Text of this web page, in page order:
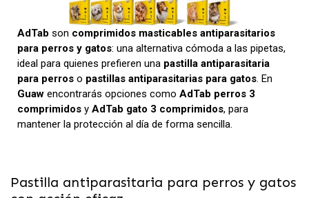
AdTab son comprimidos masticables antiparasitarios
para perros y gatos: una alternativa cómoda a las pipetas,
ideal para quienes prefieren una pastilla antiparasitaria
para perros o pastillas antiparasitarias para gatos. En
Guaw encontrarás opciones como AdTab perros 3
comprimidos y AdTab gato 3 comprimidos, para
mantener la protección al día de forma sencilla.
Pastilla antiparasitaria para perros y gatos